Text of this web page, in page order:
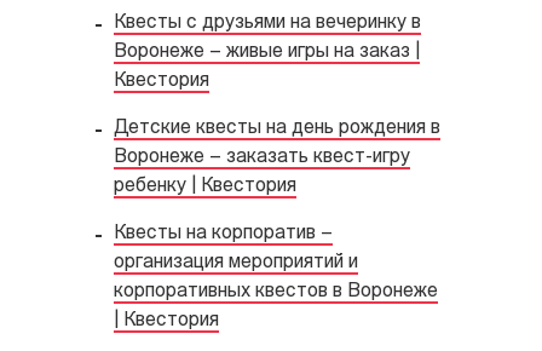
Квесты с друзьями на вечеринку в
Воронеже – живые игры на заказ |
Квестория
Детские квесты на день рождения в
Воронеже – заказать квест-игру
ребенку | Квестория
Квесты на корпоратив –
организация мероприятий и
корпоративных квестов в Воронеже
| Квестория